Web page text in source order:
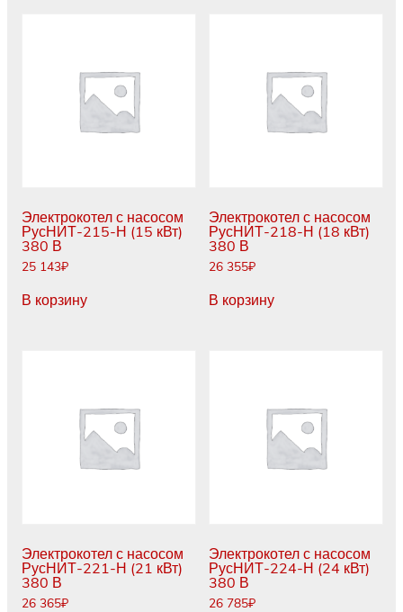
Электрокотел с насосом
РусНИТ-215-Н (15 кВт)
380 В
25 143₽
В корзину
Электрокотел с насосом
РусНИТ-218-Н (18 кВт)
380 В
26 355₽
В корзину
Электрокотел с насосом
РусНИТ-221-Н (21 кВт)
380 В
26 365₽
Электрокотел с насосом
РусНИТ-224-Н (24 кВт)
380 В
26 785₽